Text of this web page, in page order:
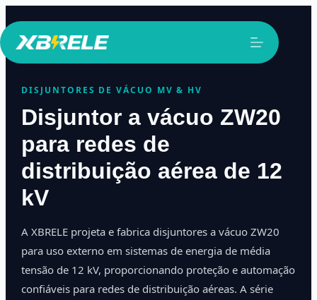
Pular
para
o
DISJUNTORES DE VÁCUO MV & HV
Disjuntor a vácuo ZW20
para redes de
distribuição aérea de 12
kV
A XBRELE projeta e fabrica disjuntores a vácuo ZW20
para uso externo em sistemas de energia de média
tensão de 12 kV, proporcionando proteção e automação
confiáveis para redes de distribuição aéreas. A série